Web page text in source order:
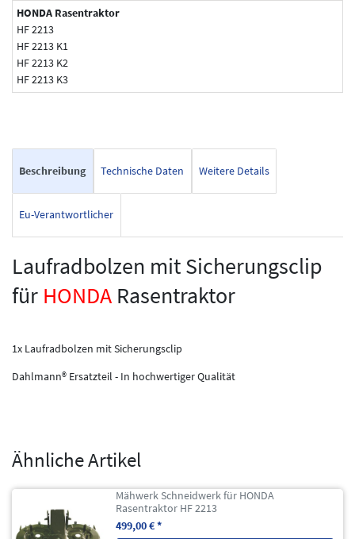
HONDA Rasentraktor
HF 2213
HF 2213 K1
HF 2213 K2
HF 2213 K3
Beschreibung Technische Daten Weitere Details
Eu-Verantwortlicher
Laufradbolzen mit Sicherungsclip
für HONDA Rasentraktor
1x Laufradbolzen mit Sicherungsclip
Dahlmann® Ersatzteil - In hochwertiger Qualität
Ähnliche Artikel
Mähwerk Schneidwerk für HONDA
Rasentraktor HF 2213
499,00 € *